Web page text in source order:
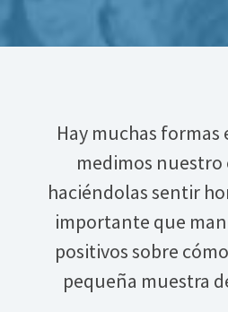
Hay muchas
medimos nuestro
haciéndolas sentir
importante que
positivos sobre
pequeña muestra